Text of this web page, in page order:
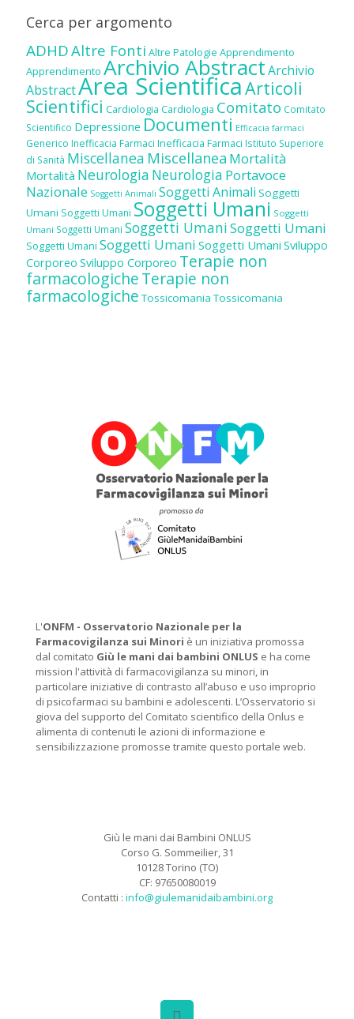
Cerca per argomento
ADHDAltre Fonti Altre Patologie Apprendimento
Apprendimento Archivio AbstractArchivio
AbstractArea ScientificaArticoli
Scientifici Cardiologia Cardiologia Comitato Comitato
Scientifico Depressione Documenti Efficacia farmaci
Generico Inefficacia Farmaci Inefficacia Farmaci Istituto Superiore
di Sanità Miscellanea Miscellanea Mortalità
Mortalità Neurologia Neurologia Portavoce
Nazionale Soggetti Animali Soggetti Animali Soggetti
Umani Soggetti Umani Soggetti Umani Soggetti
Umani Soggetti Umani Soggetti UmaniSoggetti Umani
Soggetti Umani Soggetti Umani Soggetti Umani Sviluppo
Corporeo Sviluppo Corporeo Terapie non
farmacologicheTerapie non
farmacologiche Tossicomania Tossicomania
L'ONFM - Osservatorio Nazionale per la
Farmacovigilanza sui Minori è un iniziativa promossa
dal comitato Giù le mani dai bambini ONLUS e ha come
mission l'attività di farmacovigilanza su minori, in
particolare iniziative di contrasto all’abuso e uso improprio
di psicofarmaci su bambini e adolescenti. L’Osservatorio si
giova del supporto del Comitato scientifico della Onlus e
alimenta di contenuti le azioni di informazione e
sensibilizzazione promosse tramite questo portale web.
Giù le mani dai Bambini ONLUS
Corso G. Sommeilier, 31
10128 Torino (TO)
CF: 97650080019
Contatti : info@giulemanidaibambini.org